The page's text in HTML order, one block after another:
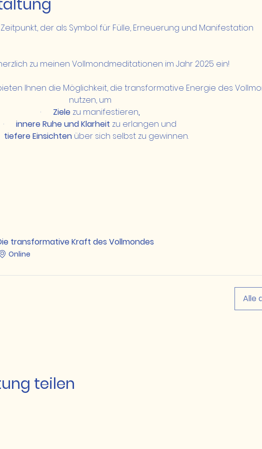
der als Symbol für Fülle, Erneuerung und Manifestation
zu meinen Vollmondmeditationen im Jahr 2025 ein!
Ihnen die Möglichkeit, die transformative Energie des
nutzen, um
· Ziele zu manifestieren,
· innere Ruhe undKlarheit zu erlangen und
tiefere Einsichten über sich selbst zu gewinnen.
transformative Kraft des Vollmondes
Online
Alle
teilen